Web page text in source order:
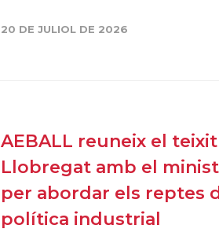
20 DE JULIOL DE 2026
AEBALL reuneix el
Llobregat amb el
per abordar els reptes
política industrial